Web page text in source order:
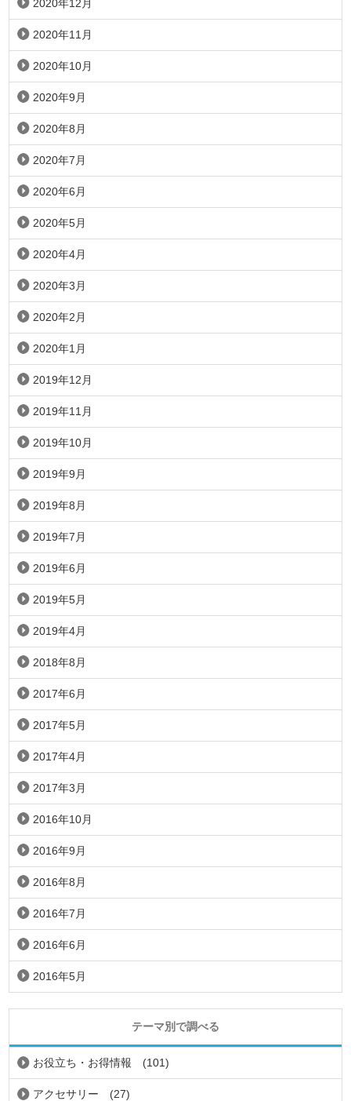
2020年12月
2020年11月
2020年10月
2020年9月
2020年8月
2020年7月
2020年6月
2020年5月
2020年4月
2020年3月
2020年2月
2020年1月
2019年12月
2019年11月
2019年10月
2019年9月
2019年8月
2019年7月
2019年6月
2019年5月
2019年4月
2018年8月
2017年6月
2017年5月
2017年4月
2017年3月
2016年10月
2016年9月
2016年8月
2016年7月
2016年6月
2016年5月
テーマ別で調べる
お役立ち・お得情報 (101)
アクセサリー (27)